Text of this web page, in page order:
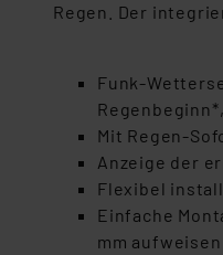
Regen. Der
Funk-
Mit Regen-
Anzeige der
Flexibel
Einfache
mm